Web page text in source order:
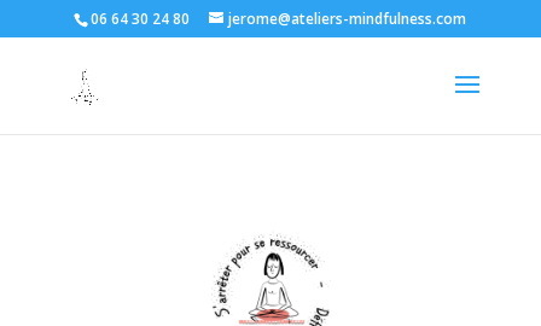
06 64 30 24 80 jerome@ateliers-mindfulness.com